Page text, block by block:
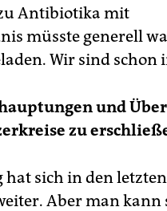
Antibiotika mit
müsste generell
Wir sind schon
und
zu
sich in den
Aber man kann